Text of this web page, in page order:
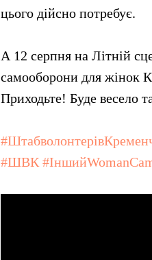
цього дійсно потребує.
А 12 серпня на Літній
самооборони для жінок
Приходьте! Буде весело
#ШВК